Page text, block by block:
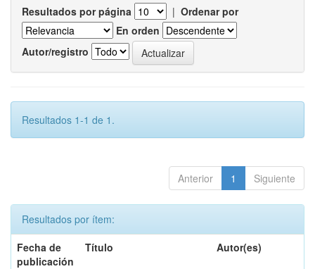
Resultados por página | Ordenar por
En orden
Autor/registro
Resultados 1-1 de 1.
Anterior 1 Siguiente
Resultados por ítem:
Fecha de
publicación
Título Autor(es)